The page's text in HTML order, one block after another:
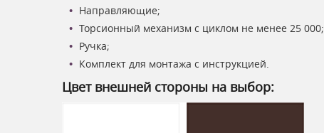
Направляющие;
Торсионный механизм с циклом не менее 25 000;
Ручка;
Комплект для монтажа с инструкцией.
Цвет внешней стороны на выбор: